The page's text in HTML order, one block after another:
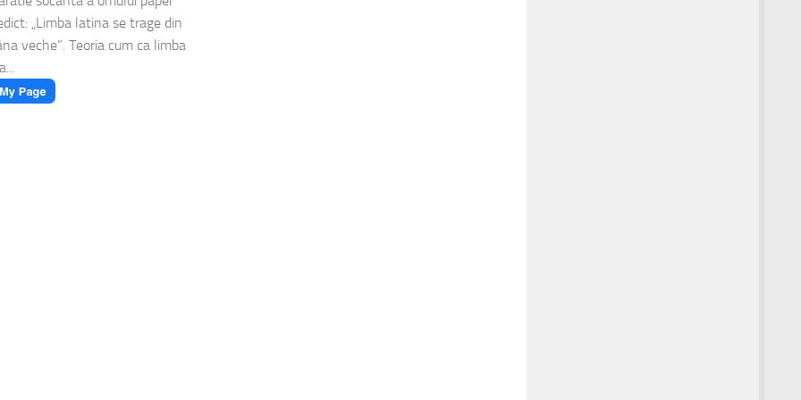
„Limba latina se trage din
veche”. Teoria cum ca limba